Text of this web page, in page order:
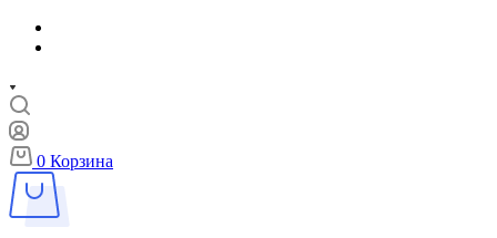
0 Корзина